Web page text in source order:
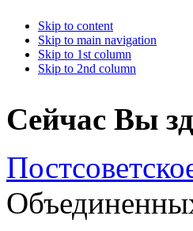
Skip to content
Skip to main navigation
Skip to 1st column
Skip to 2nd column
Сейчас Вы